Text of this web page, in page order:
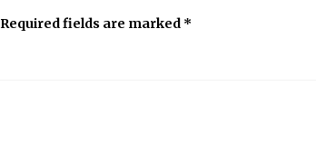
Required fields are marked *